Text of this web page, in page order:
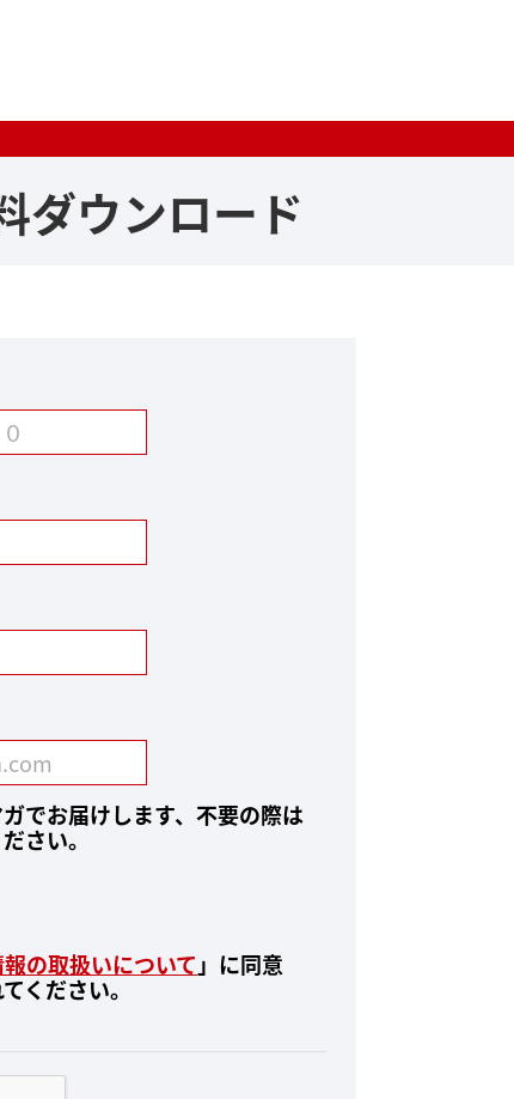
ダウンロード
でお届けします、不要の際は
さい。
の取扱いについて 」に同意
ください。